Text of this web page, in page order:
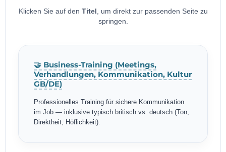
Klicken Sie auf den Titel , um direkt zur passenden Seite zu
springen.
🤝 Business-Training (Meetings,
Verhandlungen, Kommunikation, Kultur
GB/DE)
Professionelles Training für sichere Kommunikation
im Job — inklusive typisch britisch vs. deutsch (Ton,
Direktheit, Höflichkeit).